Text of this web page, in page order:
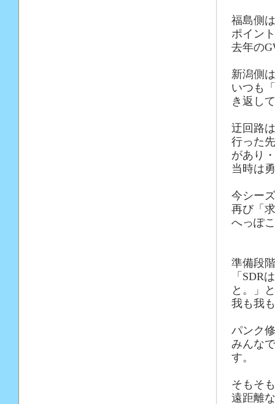
福島側
ポイン
去年の
新潟側
いつも
き返し
迂回路
行った
があり
当時は
今シー
再び「
へっぽ
準備段
「SDR
と。」
我も我
パンク
みんな
す。
そもそ
遠距離